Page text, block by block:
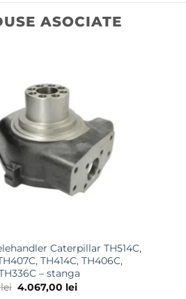
ASOCIATE
Caterpillar TH514C,
TH414C, TH406C,
– stanga
lei Prețul
4.067,00 leiPrețul